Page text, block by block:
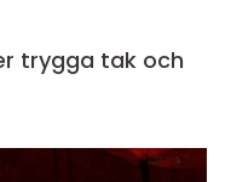
trygga tak och